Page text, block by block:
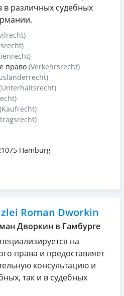
в различных судебных
право (Verkehrsrecht)
(Kaufrecht)
Hamburg
Roman Dworkin
Дворкин в Гамбурге
на
права и предоставляет
консультацию и
так и в судебных